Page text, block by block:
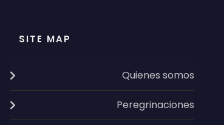
SITE MAP
Quienes somos
Peregrinaciones